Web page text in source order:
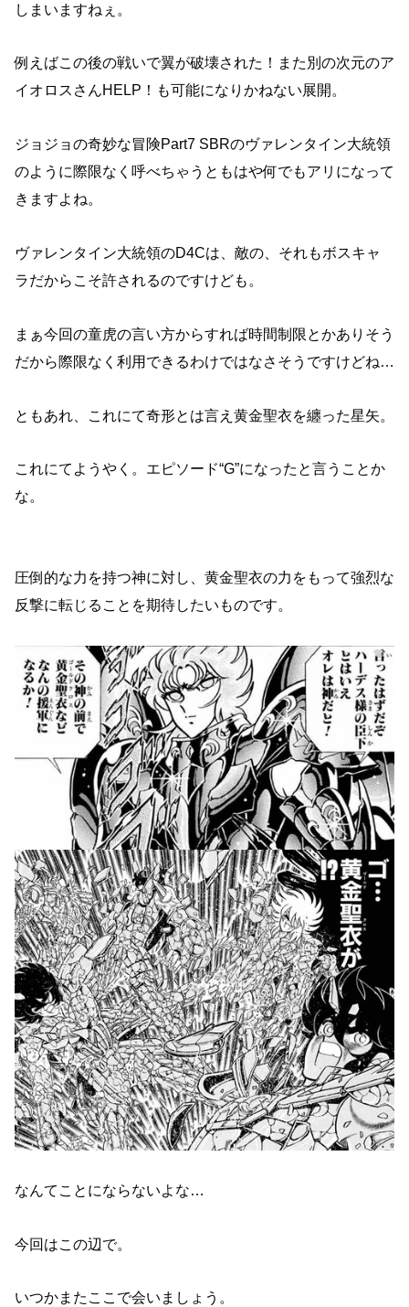
しまいますねぇ。
例えばこの後の戦いで翼が破壊された！また別の次元のア
イオロスさんHELP！も可能になりかねない展開。
ジョジョの奇妙な冒険Part7 SBRのヴァレンタイン大統領
のように際限なく呼べちゃうともはや何でもアリになって
きますよね。
ヴァレンタイン大統領のD4Cは、敵の、それもボスキャ
ラだからこそ許されるのですけども。
まぁ今回の童虎の言い方からすれば時間制限とかありそう
だから際限なく利用できるわけではなさそうですけどね…
ともあれ、これにて奇形とは言え黄金聖衣を纏った星矢。
これにてようやく。エピソード“G”になったと言うことか
な。
圧倒的な力を持つ神に対し、黄金聖衣の力をもって強烈な
反撃に転じることを期待したいものです。
なんてことにならないよな…
今回はこの辺で。
いつかまたここで会いましょう。